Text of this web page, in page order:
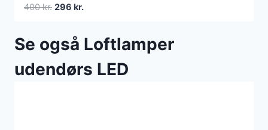
400kr. Den
var:
400 kr..
296 kr.Den
er:
296 kr..
Se også Loftlamper
udendørs LED